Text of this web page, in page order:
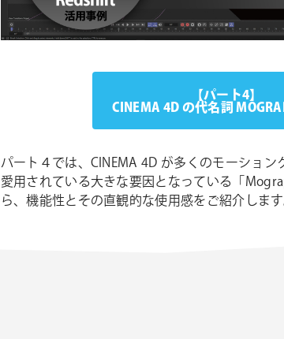
【パート4】
CINEMA 4D の代名詞
パート４では、CINEMA 4D が多くのモーショ
愛用されている大きな要因となっている「
ら、機能性とその直観的な使用感をご紹介します